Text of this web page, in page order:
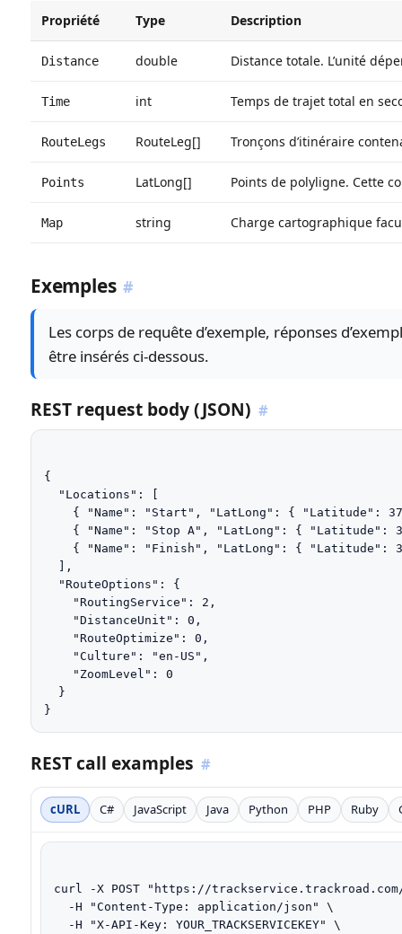
Propriété Type Description
Distance double Distance totale. L’unité
Time int Temps de trajet total en
RouteLegs RouteLeg[] Tronçons d’itinéraire
Points LatLong[] Points de polyligne. Cette
Map string Charge cartographique
Exemples #
Les corps de requête d’exemple, réponses
être insérés ci-dessous.
REST request body (JSON) #
{
  "Locations": [
{ "Name": "Start", "LatLong": { "Latitude":
{ "Name": "Stop A", "LatLong": { "Latitude":
{ "Name": "Finish", "LatLong": { "Latitude":
  ],
  "RouteOptions": {
    "RoutingService": 2,
    "DistanceUnit": 0,
    "RouteOptimize": 0,
    "Culture": "en-US",
    "ZoomLevel": 0
  }
}
REST call examples #
cURL C# JavaScript Java Python PHP Ruby
curl -X POST "https://
  -H "Content-Type: application/json" \
  -H "X-API-Key: YOUR_TRACKSERVICEKEY" \